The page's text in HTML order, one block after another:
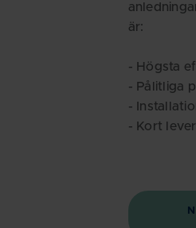
är:
- Högsta
- Pålitliga
-
- Kort